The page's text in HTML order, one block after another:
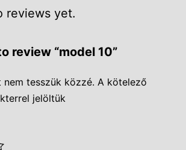
reviews yet.
review “model 10”
tesszük közzé. A kötelező
jelöltük